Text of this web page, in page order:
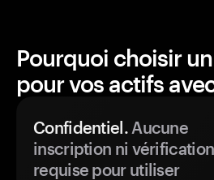
Pourquoi choisir
pour vos actifs
Confidentiel.Aucune
inscription ni vérification
requise pour utiliser